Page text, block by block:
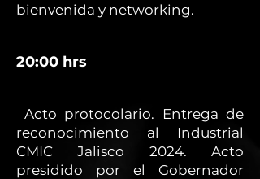
bienvenida y networking.
20:00 hrs
Acto protocolario. Entrega de
reconocimiento al Industrial
CMIC Jalisco 2024. Acto
presidido por el Gobernador